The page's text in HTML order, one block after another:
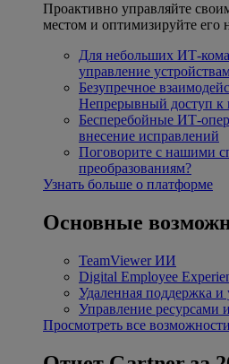
Проактивно управляйте
местом и оптимизируйте его
Для небольших ИТ-
управление
Безупречное
Непрерывный доступ к
Бесперебойные ИТ-
внесение исправлений
Поговорите с нашими
преобразованиям?
Узнать больше о платформе
Основные
TeamViewer ИИ
Digital Employee
Удаленная поддержка и
Управление ресурсами
Просмотреть все возможности